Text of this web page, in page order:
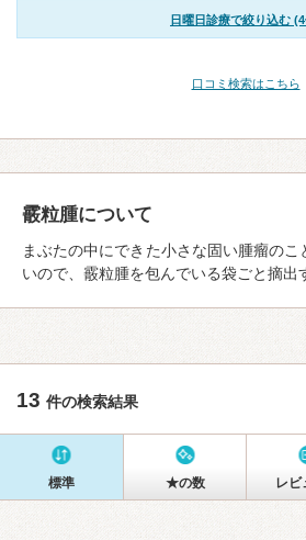
日曜日診療で絞り込む
口コミ検索はこちら
霰粒腫について
まぶたの中にできた小さな固い腫瘤の
いので、霰粒腫を包んでいる袋ごと摘出
13 件の検索結果
標準 ★の数 レビ